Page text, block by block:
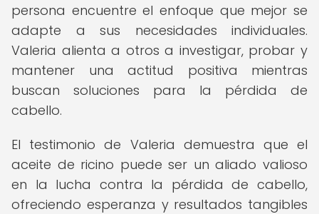
persona encuentre el enfoque que mejor se
adapte a sus necesidades individuales.
Valeria alienta a otros a investigar, probar y
mantener una actitud positiva mientras
buscan soluciones para la pérdida de
cabello.
El testimonio de Valeria demuestra que el
aceite de ricino puede ser un aliado valioso
en la lucha contra la pérdida de cabello,
ofreciendo esperanza y resultados tangibles